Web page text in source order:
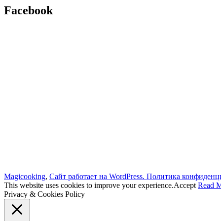
Facebook
Magicooking, Сайт работает на WordPress. Политика
This website uses cookies to improve your experience.Accept Read
Privacy & Cookies Policy